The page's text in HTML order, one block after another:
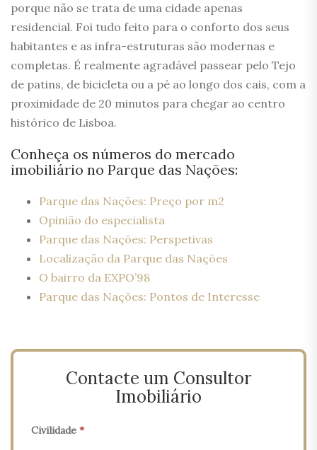
porque não se trata de uma cidade apenas
residencial. Foi tudo feito para o conforto dos seus
habitantes e as infra-estruturas são modernas e
completas. É realmente agradável passear pelo Tejo
de patins, de bicicleta ou a pé ao longo dos cais, com a
proximidade de 20 minutos para chegar ao centro
histórico de Lisboa.
Conheça os números do mercado
imobiliário no Parque das Nações:
Parque das Nações: Preço por m2
Opinião do especialista
Parque das Nações: Perspetivas
Localização da Parque das Nações
O bairro da EXPO’98
Parque das Nações: Pontos de Interesse
Contacte um Consultor
Imobiliário
Civilidade *